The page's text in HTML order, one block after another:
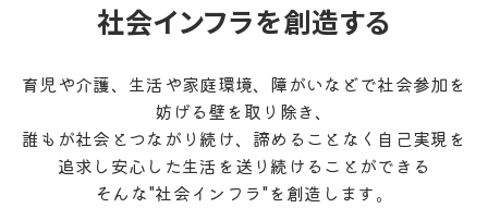
社会インフラを創造する
育児や介護、生活や家庭環境、障がいなどで社会参加を
妨げる壁を取り除き、
誰もが社会とつながり続け、諦めることなく自己実現を
追求し安心した生活を送り続けることができる
そんな"社会インフラ"を創造します。